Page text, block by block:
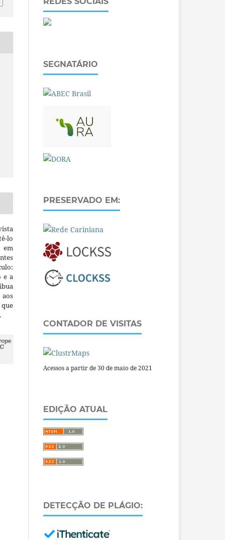
lo
em
e a
SEGNATÁRIO
PRESERVADO EM:
CONTADOR DE VISITAS
Acessos a partir de 30 de maio de 2021
EDIÇÃO ATUAL
DETECÇÃO DE PLÁGIO: